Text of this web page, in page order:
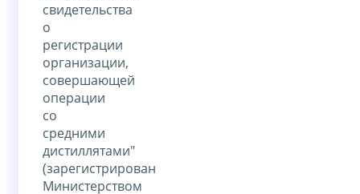
свидетельства
о
регистрации
организации,
совершающей
операции
со
средними
дистиллятами"
(зарегистрирован
Министерством